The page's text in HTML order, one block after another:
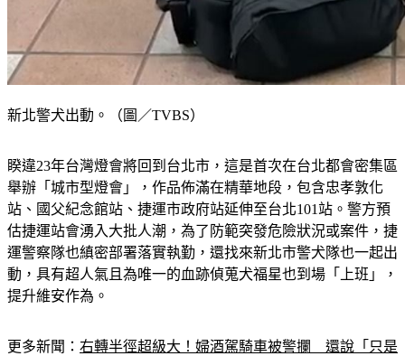
新北警犬出動。（圖／TVBS）
睽違23年台灣燈會將回到台北市，這是首次在台北都會密集區
舉辦「城市型燈會」，作品佈滿在精華地段，包含忠孝敦化
站、國父紀念館站、捷運市政府站延伸至台北101站。警方預
估捷運站會湧入大批人潮，為了防範突發危險狀況或案件，捷
運警察隊也縝密部署落實執勤，還找來新北市警犬隊也一起出
動，具有超人氣且為唯一的血跡偵蒐犬福星也到場「上班」，
提升維安作為。
更多新聞： 右轉半徑超級大！婦酒駕騎車被警攔　還說「只是